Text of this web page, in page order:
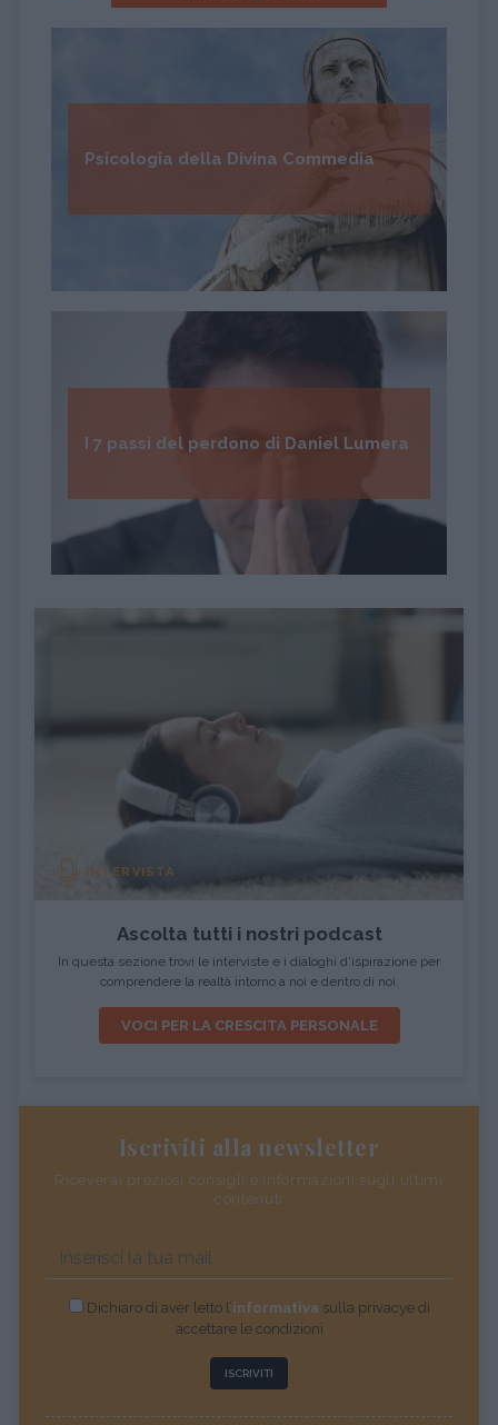
Psicologia della Divina Commedia
I 7 passi del perdono di Daniel Lumera
INTERVISTA
Ascolta tutti i nostri podcast
In questa sezione trovi le interviste e i dialoghi d'ispirazione per
comprendere la realtà intorno a noi e dentro di noi.
VOCI PER LA CRESCITA PERSONALE
Iscriviti alla newsletter
Riceverai preziosi consigli e informazioni sugli ultimi
contenuti
Dichiaro di aver letto l’informativa sulla privacye di
accettare le condizioni
ISCRIVITI